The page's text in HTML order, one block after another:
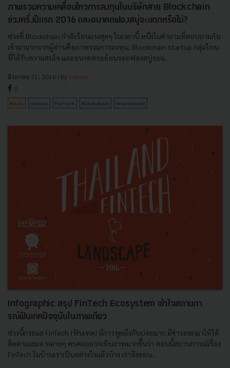
ภาพรวมความเคลื่อนไหวการลงทุนในบริษัทสาย Blockchain
ช่วงครึ่งปีแรก 2016 และอนาคตฟองสบู่จะแตกหรือไม่?
ช่วงที่ Blockchain กำลังร้อนแรงสุดๆ ในเวลานี้ หนึ่งในคำถามที่สอบถามกัน
เข้ามามากจากผู้อ่านคือภาพรวมการลงทุน, Blockchain startup กลุ่มไหน
ที่ได้รับความสนใจ และอนาคตจะย้อนรอยฟองสบู่จะแ...
สิงหาคม 31, 2016 | By mimee
0
News mimee FinTech Blockchain Investment
Infographic สรุป FinTech Ecosystem เข้าใจสถานกา
รณ์ฟินเทคปัจจุบันในภาพเดียว
ช่วงนี้กระแส FinTech (ฟินเทค) มีการพูดถึงกันบ่อยมาก มีข่าวออกมาให้ได้
ติดตามเสมอ หลายๆ คนคงอยากเห็นภาพมากขึ้นว่า ตอนนี้สถานการณ์เรื่อง
FinTech ในบ้านเราเป็นอย่างไรแล้วบ้าง เราจึงขอน...